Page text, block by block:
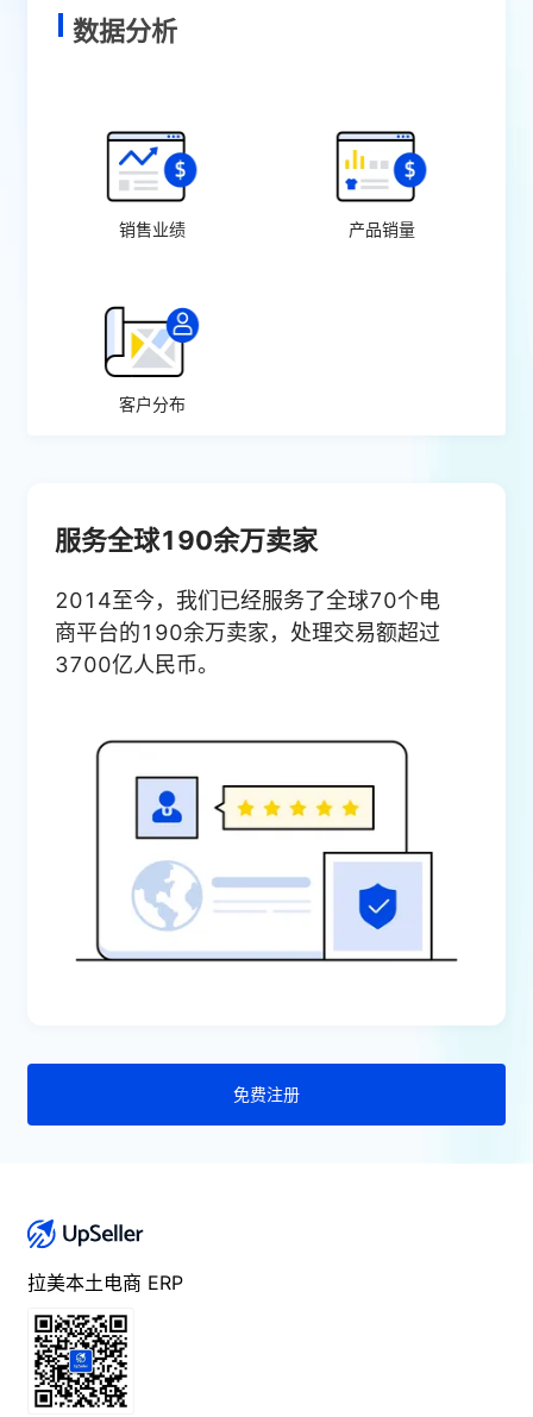
数据分析
销售业绩 产品销量
客户分布
服务全球190余万卖家
2014至今，我们已经服务了全球70个电
商平台的190余万卖家，处理交易额超过
3700亿人民币。
免费注册
拉美本土电商 ERP